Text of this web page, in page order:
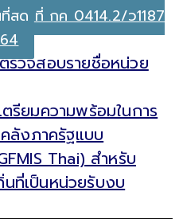
ด ที่ กค 0414.2/ว1187
วจสอบรายชื่อหน่วย
รียมความพร้อมในการ
ลังภาครัฐแบบ
Thai) สำหรับ
ที่เป็นหน่วยรับงบ